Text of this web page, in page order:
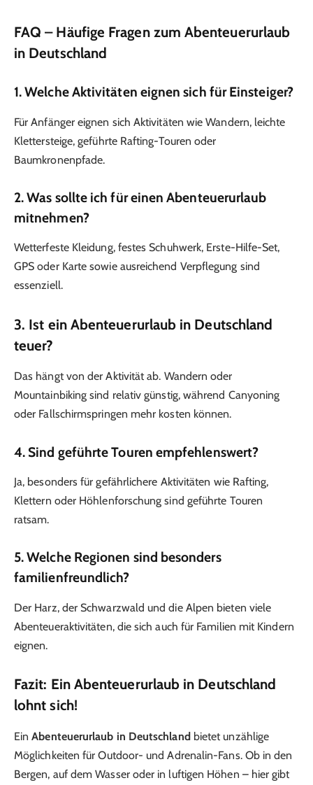
FAQ – Häufige Fragen zum Abenteuerurlaub
in Deutschland
1.Welche Aktivitäten eignen sich für Einsteiger?
Für Anfänger eignen sich Aktivitäten wie Wandern, leichte
Klettersteige, geführte Rafting-Touren oder
Baumkronenpfade.
2.Was sollte ich für einen Abenteuerurlaub
mitnehmen?
Wetterfeste Kleidung, festes Schuhwerk, Erste-Hilfe-Set,
GPS oder Karte sowie ausreichend Verpflegung sind
essenziell.
3. Ist ein Abenteuerurlaub in Deutschland
teuer?
Das hängt von der Aktivität ab. Wandern oder
Mountainbiking sind relativ günstig, während Canyoning
oder Fallschirmspringen mehr kosten können.
4. Sind geführte Touren empfehlenswert?
Ja, besonders für gefährlichere Aktivitäten wie Rafting,
Klettern oder Höhlenforschung sind geführte Touren
ratsam.
5.Welche Regionen sind besonders
familienfreundlich?
Der Harz, der Schwarzwald und die Alpen bieten viele
Abenteueraktivitäten, die sich auch für Familien mit Kindern
eignen.
Fazit: Ein Abenteuerurlaub in Deutschland
lohnt sich!
EinAbenteuerurlaub in Deutschlandbietet unzählige
Möglichkeiten für Outdoor- und Adrenalin-Fans. Ob in den
Bergen, auf dem Wasser oder in luftigen Höhen – hier gibt